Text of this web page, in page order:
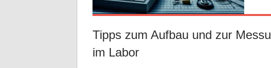
Tipps zum Aufbau und zur
im Labor